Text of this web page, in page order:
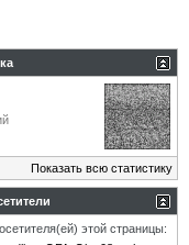
Показать всю статистику
этой страницы: